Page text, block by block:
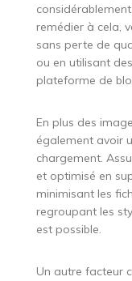
remédier à cela,
sans perte de
ou en utilisant
plateforme de
En plus des
également avoir
chargement.
et optimisé en
minimisant les
regroupant les
est possible.
Un autre facteur